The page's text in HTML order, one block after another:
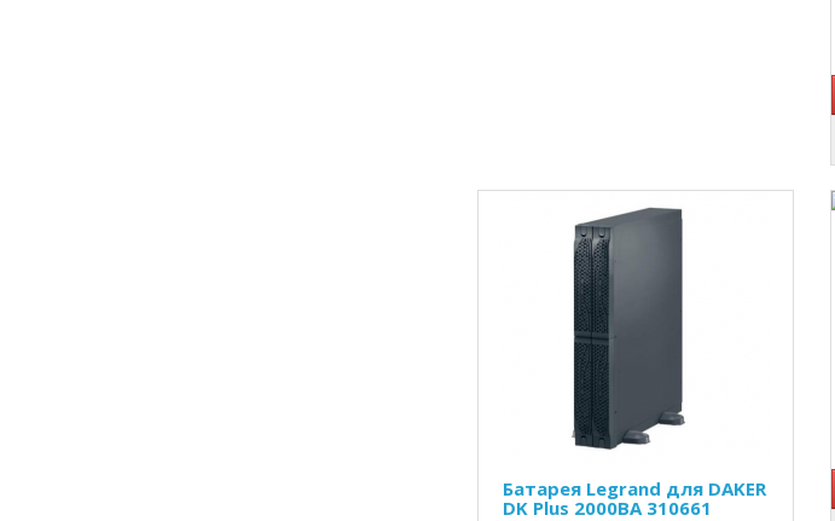
Батарея Legrand для DAKER
DK Plus 2000ВА 310661